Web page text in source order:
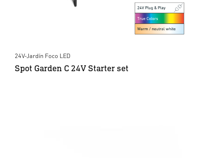
24V-Jardín Foco LED
Spot Garden C 24V Starter set